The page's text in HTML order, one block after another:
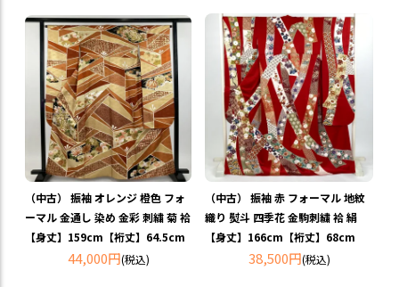
（中古） 振袖 オレンジ 橙色 フォ
ーマル 金通し 染め 金彩 刺繍 菊 袷
【身丈】159cm【裄丈】64.5cm
44,000円(税込)
（中古） 振袖 赤 フォーマル 地紋
織り 熨斗 四季花 金駒刺繍 袷 絹
【身丈】166cm【裄丈】68cm
38,500円(税込)